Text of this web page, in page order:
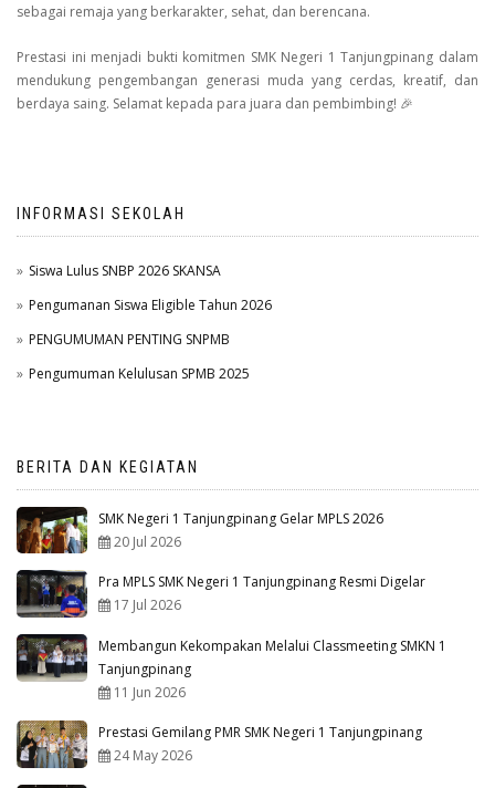
sebagai remaja yang berkarakter, sehat, dan berencana.
Prestasi ini menjadi bukti komitmen SMK Negeri 1 Tanjungpinang dalam
mendukung pengembangan generasi muda yang cerdas, kreatif, dan
berdaya saing. Selamat kepada para juara dan pembimbing! 🎉
INFORMASI SEKOLAH
Siswa Lulus SNBP 2026 SKANSA
Pengumanan Siswa Eligible Tahun 2026
PENGUMUMAN PENTING SNPMB
Pengumuman Kelulusan SPMB 2025
BERITA DAN KEGIATAN
SMK Negeri 1 Tanjungpinang Gelar MPLS 2026
20 Jul 2026
Pra MPLS SMK Negeri 1 Tanjungpinang Resmi Digelar
17 Jul 2026
Membangun Kekompakan Melalui Classmeeting SMKN 1
Tanjungpinang
11 Jun 2026
Prestasi Gemilang PMR SMK Negeri 1 Tanjungpinang
24 May 2026